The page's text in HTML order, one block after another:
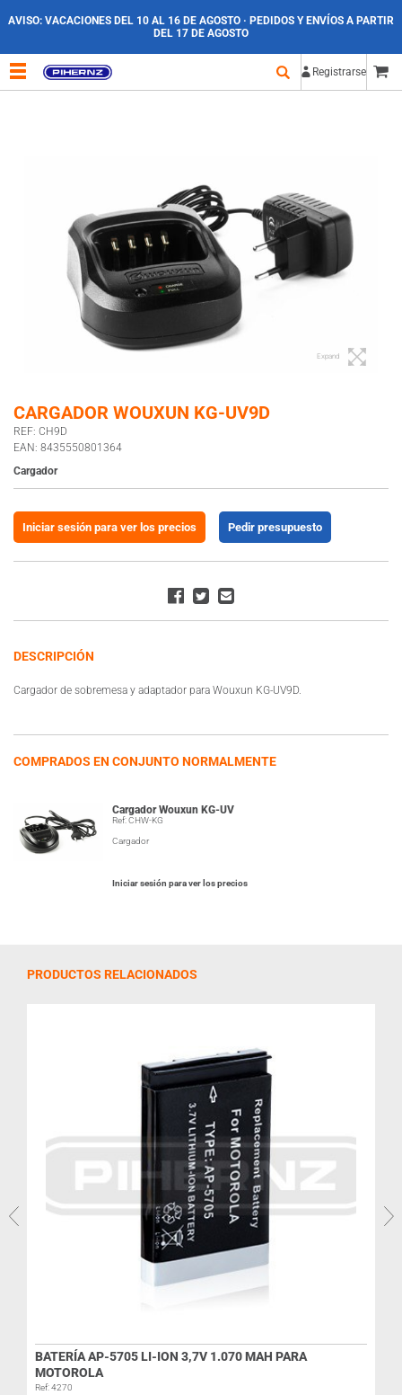
AVISO: VACACIONES DEL 10 AL 16 DE AGOSTO · PEDIDOS Y ENVÍOS A PARTIR
DEL 17 DE AGOSTO
Registrarse
Expand
CARGADOR WOUXUN KG-UV9D
REF: CH9D
EAN: 8435550801364
Cargador
Iniciar sesión para ver los precios Pedir presupuesto
DESCRIPCIÓN
Cargador de sobremesa y adaptador para Wouxun KG-UV9D.
COMPRADOS EN CONJUNTO NORMALMENTE
Cargador Wouxun KG-UV
Ref: CHW-KG
Cargador
Iniciar sesión para ver los precios
PRODUCTOS RELACIONADOS
BATERÍA AP-5705 LI-ION 3,7V 1.070 MAH PARA
MOTOROLA
Ref: 4270